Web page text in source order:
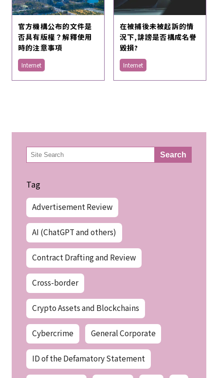
官方機構公布的文件是
否具有版權？解釋使用
時的注意事項
Internet
在被捕後未被起訴的情
況下,誹謗是否構成名譽
毀損?
Internet
検
索 Search
Tag
Advertisement Review
AI (ChatGPT and others)
Contract Drafting and Review
Cross-border
Crypto Assets and Blockchains
Cybercrime General Corporate
ID of the Defamatory Statement